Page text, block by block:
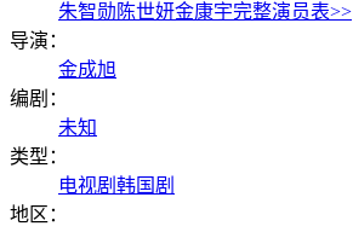
朱智勋 陈世妍金康宇完整演员表>>
导演：
金成旭
编剧：
未知
类型：
电视剧 韩国剧
地区：